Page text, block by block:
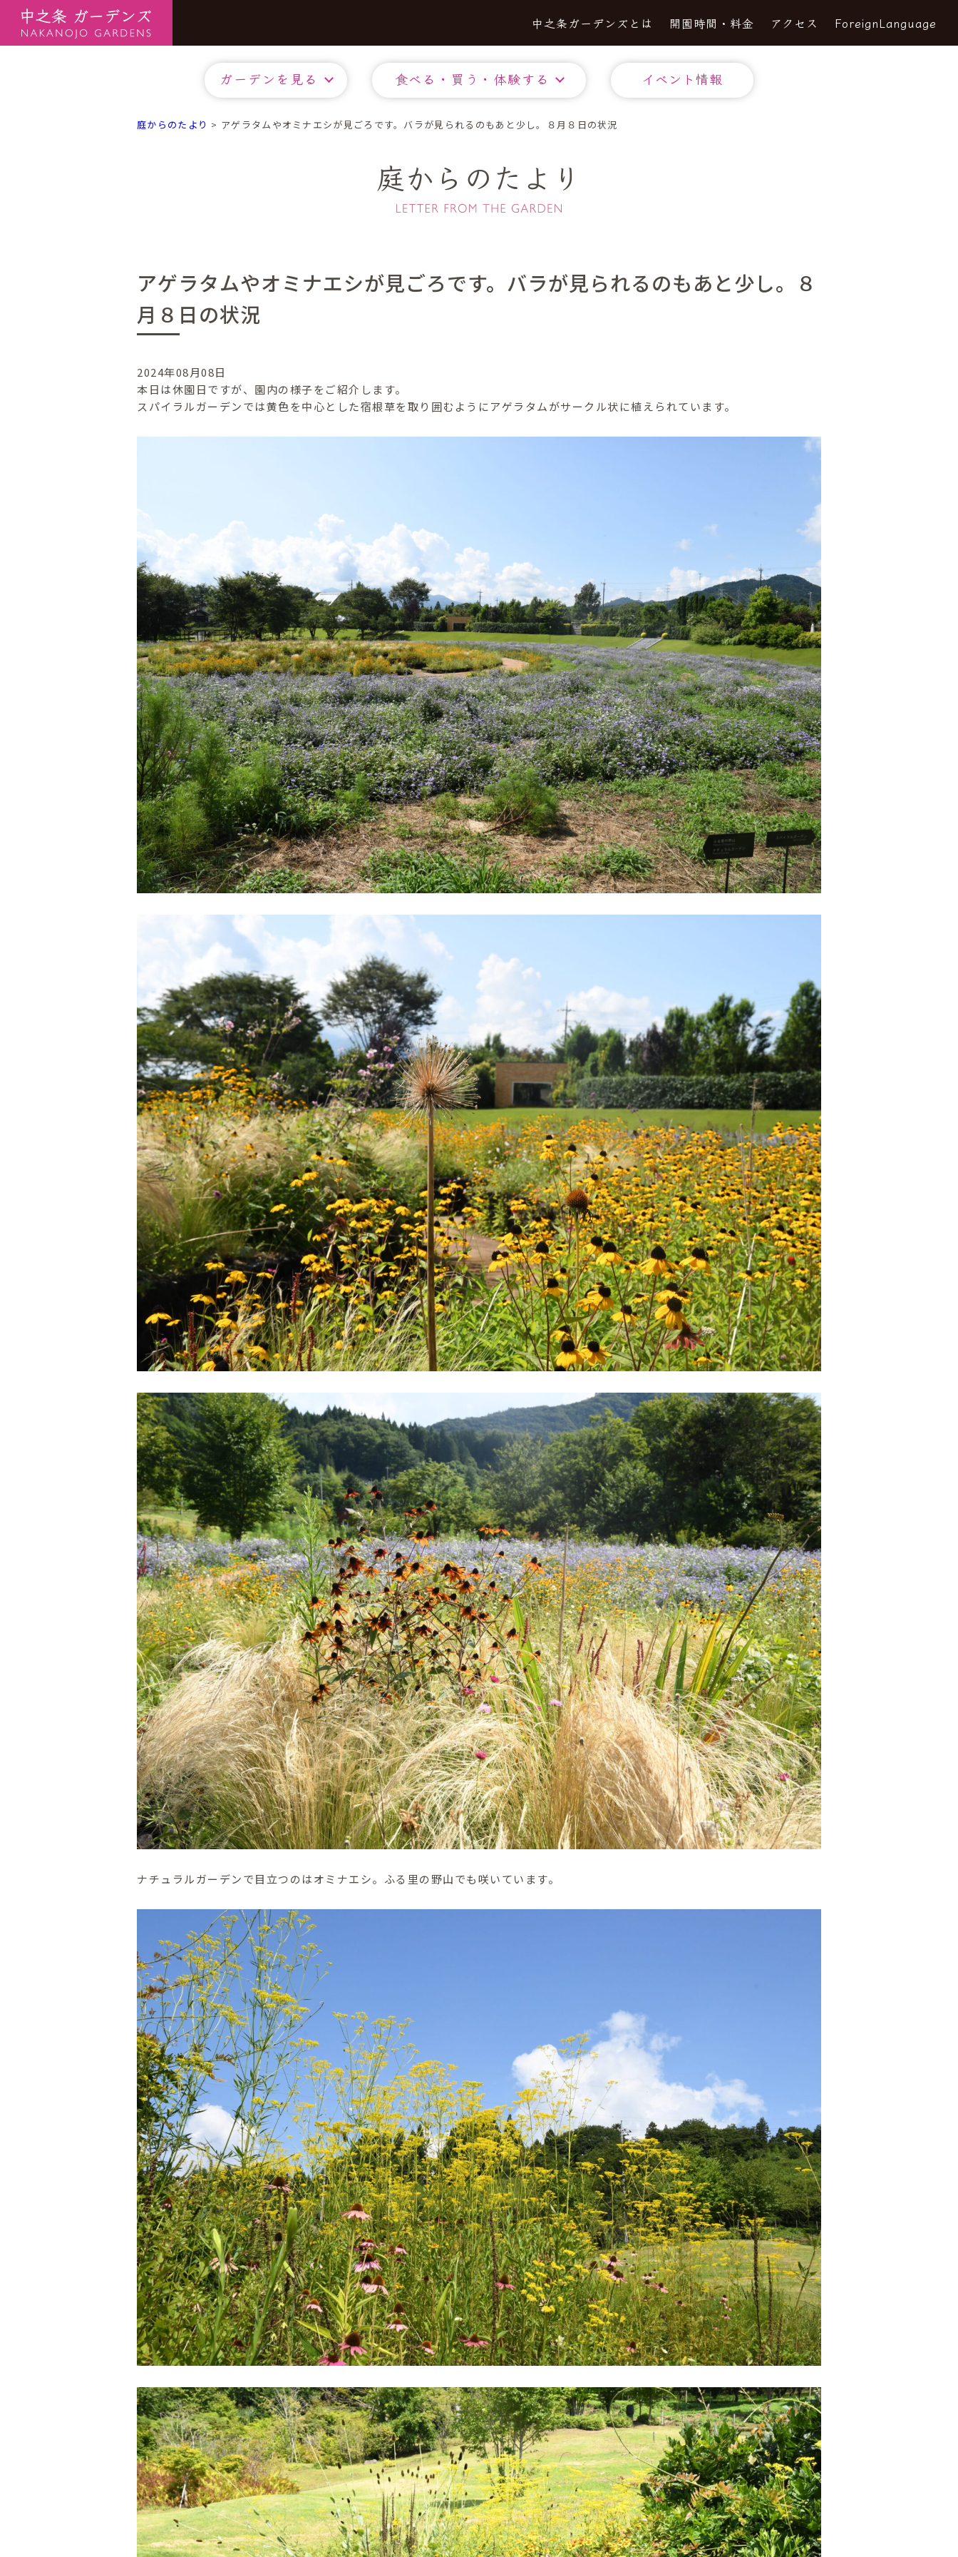
中之条ガーデンズとは 開園時間・料金 アクセス ForeignLanguage
ガーデンを見る 食べる・買う・体験する イベント情報
庭からのたより > アゲラタムやオミナエシが見ごろです。バラが見られるのもあと少し。８月８日の状況
庭からのたより
アゲラタムやオミナエシが見ごろです。バラが見られるのもあと少し。８
月８日の状況
2024年08月08日
本日は休園日ですが、園内の様子をご紹介します。
スパイラルガーデンでは黄色を中心とした宿根草を取り囲むようにアゲラタムがサークル状に植えられています。
ナチュラルガーデンで目立つのはオミナエシ。ふる里の野山でも咲いています。